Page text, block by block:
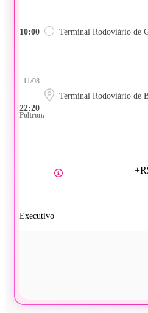
10:00 Terminal Rodoviário de
22:20
11/08
Terminal Rodoviário de
Poltrona
Executivo